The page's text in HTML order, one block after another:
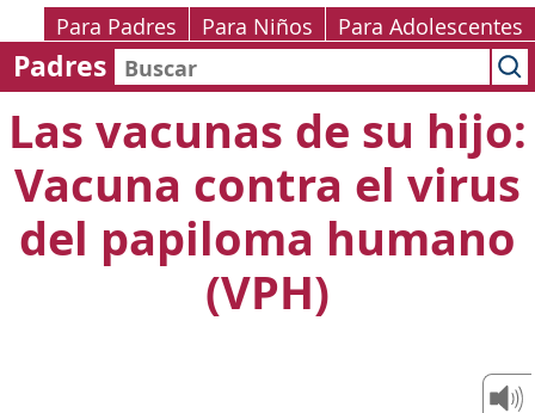
Para Padres Para Niños Para Adolescentes
Padres
Las vacunas de su hijo:
Vacuna contra el virus
del papiloma humano
(VPH)